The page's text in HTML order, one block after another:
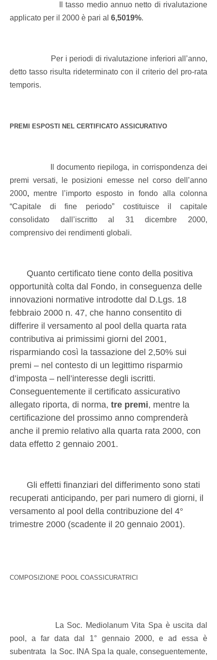
Il tasso medio annuo netto di rivalutazione
applicato per il 2000 è pari al 6,5019%.
Per i periodi di rivalutazione inferiori all’anno,
detto tasso risulta rideterminato con il criterio del pro-rata
temporis.
PREMI ESPOSTI NEL CERTIFICATO ASSICURATIVO
Il documento riepiloga, in corrispondenza dei
premi versati, le posizioni emesse nel corso dell’anno
2000, mentre l’importo esposto in fondo alla colonna
“Capitale di fine periodo” costituisce il capitale
consolidato dall’iscritto al 31 dicembre 2000,
comprensivo dei rendimenti globali.
Quanto certificato tiene conto della positiva
opportunità colta dal Fondo, in conseguenza delle
innovazioni normative introdotte dal D.Lgs. 18
febbraio 2000 n. 47, che hanno consentito di
differire il versamento al pool della quarta rata
contributiva ai primissimi giorni del 2001,
risparmiando così la tassazione del 2,50% sui
premi – nel contesto di un legittimo risparmio
d’imposta – nell’interesse degli iscritti.
Conseguentemente il certificato assicurativo
allegato riporta, di norma, tre premi, mentre la
certificazione del prossimo anno comprenderà
anche il premio relativo alla quarta rata 2000, con
data effetto 2 gennaio 2001.
Gli effetti finanziari del differimento sono stati
recuperati anticipando, per pari numero di giorni, il
versamento al pool della contribuzione del 4°
trimestre 2000 (scadente il 20 gennaio 2001).
COMPOSIZIONE POOL COASSICURATRICI
La Soc. Mediolanum Vita Spa è uscita dal
pool, a far data dal 1° gennaio 2000, e ad essa è
subentrata
la Soc. INA Spa la quale, conseguentemente,